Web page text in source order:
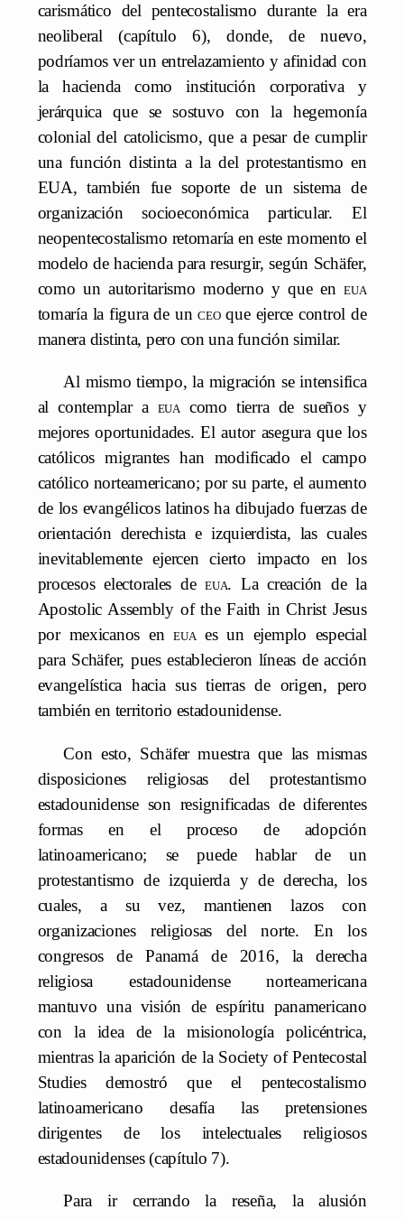
carismático del pentecostalismo durante la era
neoliberal (capítulo 6), donde, de nuevo,
podríamos ver un entrelazamiento y afinidad con
la hacienda como institución corporativa y
jerárquica que se sostuvo con la hegemonía
colonial del catolicismo, que a pesar de cumplir
una función distinta a la del protestantismo en
EUA, también fue soporte de un sistema de
organización socioeconómica particular. El
neopentecostalismo retomaría en este momento el
modelo de hacienda para resurgir, según Schäfer,
como un autoritarismo moderno y que eneua
tomaría la figura de unceoque ejerce control de
manera distinta, pero con una función similar.
Al mismo tiempo, la migración se intensifica
al contemplar a euacomo tierra de sueños y
mejores oportunidades. El autor asegura que los
católicos migrantes han modificado el campo
católico norteamericano; por su parte, el aumento
de los evangélicos latinos ha dibujado fuerzas de
orientación derechista e izquierdista, las cuales
inevitablemente ejercen cierto impacto en los
procesos electorales deeua. La creación de la
Apostolic Assembly of the Faith in Christ Jesus
por mexicanos eneuaes un ejemplo especial
para Schäfer, pues establecieron líneas de acción
evangelística hacia sus tierras de origen, pero
también en territorio estadounidense.
Con esto, Schäfer muestra que las mismas
disposiciones religiosas del protestantismo
estadounidense son resignificadas de diferentes
formas en el proceso de adopción
latinoamericano; se puede hablar de un
protestantismo de izquierda y de derecha, los
cuales, a su vez, mantienen lazos con
organizaciones religiosas del norte. En los
congresos de Panamá de 2016, la derecha
religiosa estadounidense norteamericana
mantuvo una visión de espíritu panamericano
con la idea de la misionología policéntrica,
mientras la aparición de la Society of Pentecostal
Studies demostró que el pentecostalismo
latinoamericano desafía las pretensiones
dirigentes de los intelectuales religiosos
estadounidenses (capítulo 7).
Para ir cerrando la reseña, la alusión